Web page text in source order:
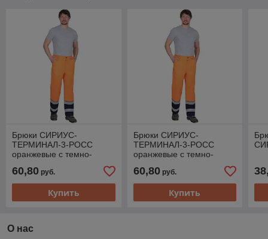
Брюки СИРИУС-
ТЕРМИНАЛ-3-РОСС
оранжевые с темно-
60,80 руб.
Купить
Брюки СИРИУС-
ТЕРМИНАЛ-3-РОСС
оранжевые с темно-
60,80руб.
Купить
О нас